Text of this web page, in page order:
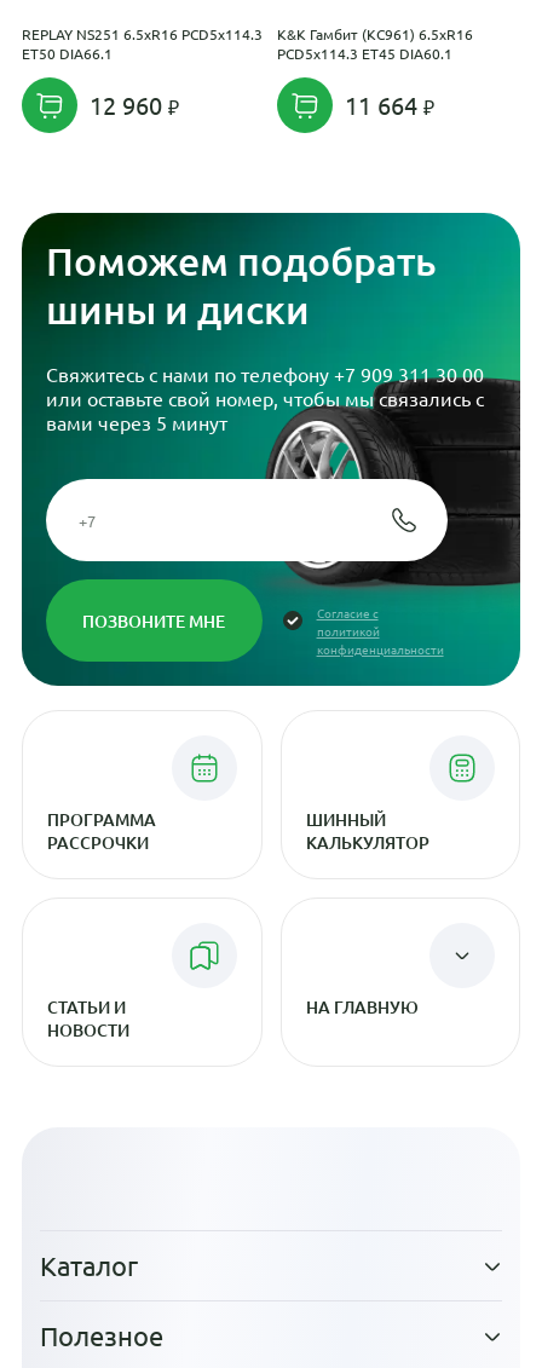
REPLAY NS251 6.5xR16 PCD5x114.3
ET50 DIA66.1
12 960
K&K Гамбит (КС961) 6.5xR16
PCD5x114.3 ET45 DIA60.1
11 664
Поможем подобрать
шины и диски
Свяжитесь с нами по телефону +7 909 311 30 00
или оставьте свой номер, чтобы мы связались с
вами через 5 минут
Согласие с
политикой
конфиденциальности
ПРОГРАММА
РАССРОЧКИ
ШИННЫЙ
КАЛЬКУЛЯТОР
СТАТЬИ И
НОВОСТИ
НА ГЛАВНУЮ
Каталог
Полезное